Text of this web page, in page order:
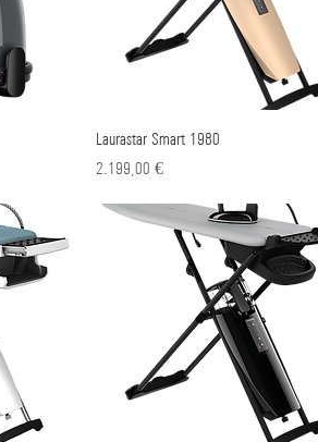
Γρήγορη προβολή
Laurastar Smart 1980
Τιμή
2.199,00 €